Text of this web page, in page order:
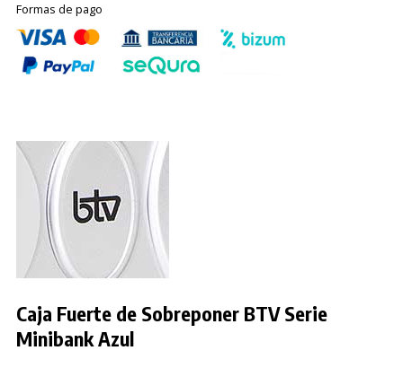
Formas de pago
Caja Fuerte de Sobreponer BTV Serie
Minibank Azul